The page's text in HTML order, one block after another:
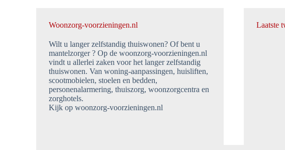
Woonzorg-voorzieningen.nl
Wilt u langer zelfstandig thuiswonen? Of bent u
mantelzorger ? Op de woonzorg-voorzieningen.nl
vindt u allerlei zaken voor het langer zelfstandig
thuiswonen. Van woning-aanpassingen, huisliften,
scootmobielen, stoelen en bedden,
personenalarmering, thuiszorg, woonzorgcentra en
zorghotels.
Kijk op woonzorg-voorzieningen.nl
Laatste